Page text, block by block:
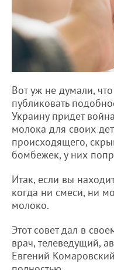
Вот уж не думали,
публиковать
Украину придет
молока для своих
происходящего,
бомбежек, у них
Итак, если вы
когда ни смеси, ни
молоко.
Этот совет дал в
врач, телеведущий,
Евгений